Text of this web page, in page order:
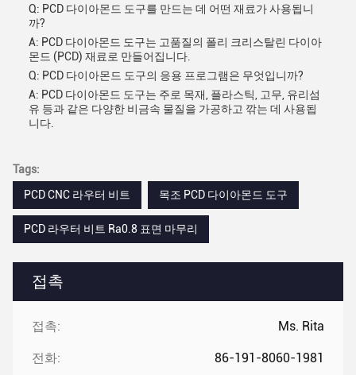
접촉
접촉: Ms. Rita
전화: 86-191-8060-1981
Q: PCD 다이아몬드 도구를 만드는 데 어떤 재료가 사용됩니
까?
A: PCD 다이아몬드 도구는 고품질의 폴리 크리스탈린 다이아
몬드 (PCD) 재료로 만들어집니다.
Q: PCD 다이아몬드 도구의 응용 프로그램은 무엇입니까?
A: PCD 다이아몬드 도구는 주로 목재, 플라스틱, 고무, 유리섬
유 등과 같은 다양한 비금속 물질을 가공하고 깎는 데 사용됩
니다.
Tags:
PCD CNC 라우터 비트
목조 PCD 다이아몬드 도구
PCD 라우터 비트 Ra0.8 표면 마무리